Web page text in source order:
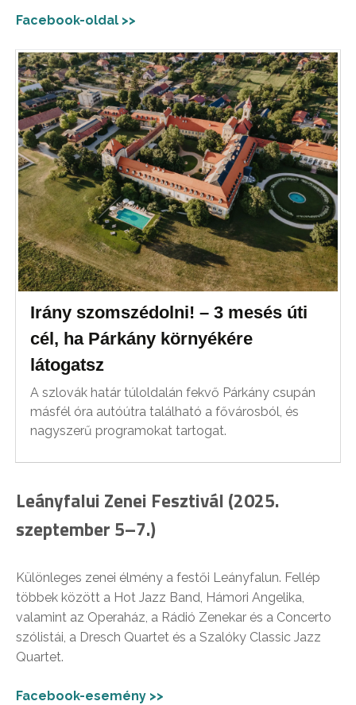
Facebook-oldal >>
Irány szomszédolni! – 3 mesés úti
cél, ha Párkány környékére
látogatsz
A szlovák határ túloldalán fekvő Párkány csupán
másfél óra autóútra található a fővárosból, és
nagyszerű programokat tartogat.
Leányfalui Zenei Fesztivál (2025.
szeptember 5–7.)
Különleges zenei élmény a festői Leányfalun. Fellép
többek között a Hot Jazz Band, Hámori Angelika,
valamint az Operaház, a Rádió Zenekar és a Concerto
szólistái, a Dresch Quartet és a Szalóky Classic Jazz
Quartet.
Facebook-esemény >>